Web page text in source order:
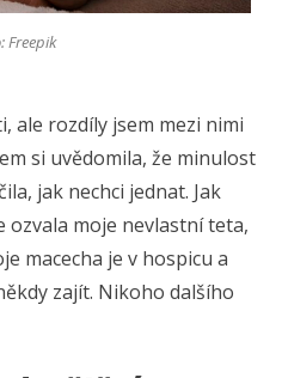
Freepik
ale rozdíly jsem mezi nimi
si uvědomila, že minulost
jak nechci jednat. Jak
ozvala moje nevlastní teta,
macecha je v hospicu a
zajít. Nikoho dalšího